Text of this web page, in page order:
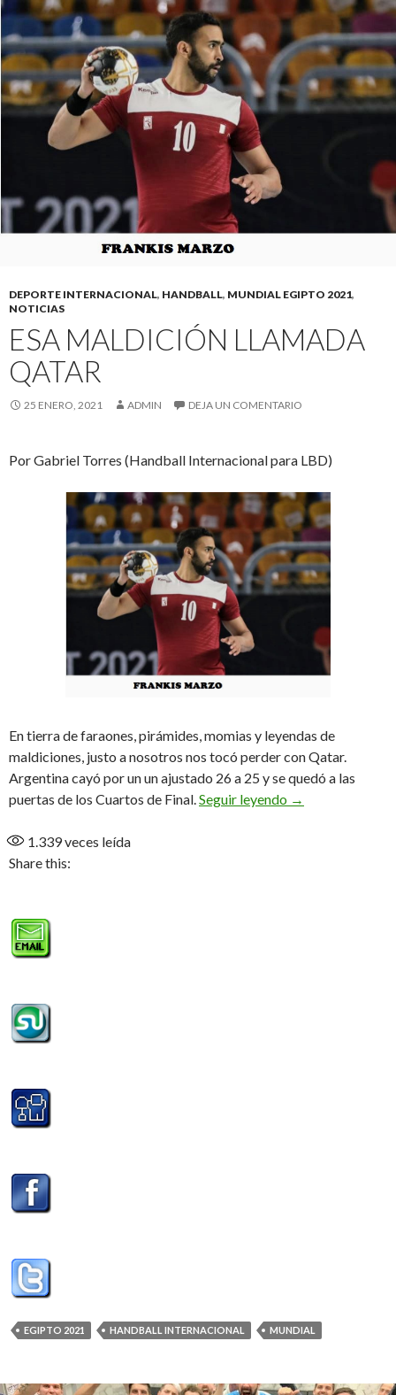
DEPORTE INTERNACIONAL, HANDBALL, MUNDIAL EGIPTO 2021,
NOTICIAS
ESA MALDICIÓN LLAMADA
QATAR
25 ENERO, 2021 ADMIN DEJA UN COMENTARIO
Por Gabriel Torres (Handball Internacional para LBD)
En tierra de faraones, pirámides, momias y leyendas de
maldiciones, justo a nosotros nos tocó perder con Qatar.
Argentina cayó por un un ajustado 26 a 25 y se quedó a las
puertas de los Cuartos de Final. Seguir leyendo Esa maldición
→
1.339veces leída
Share this:
EGIPTO 2021 HANDBALL INTERNACIONAL MUNDIAL